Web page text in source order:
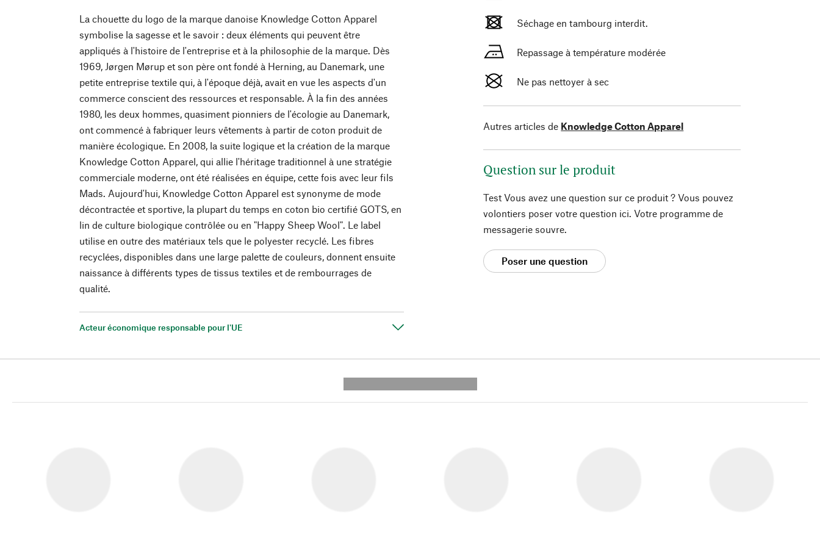
La chouette du logo de la marque danoise Knowledge Cotton Apparel
symbolise la sagesse et le savoir : deux éléments qui peuvent être
appliqués à l'histoire de l'entreprise et à la philosophie de la marque. Dès
1969, Jørgen Mørup et son père ont fondé à Herning, au Danemark, une
petite entreprise textile qui, à l'époque déjà, avait en vue les aspects d'un
commerce conscient des ressources et responsable. À la fin des années
1980, les deux hommes, quasiment pionniers de l'écologie au Danemark,
ont commencé à fabriquer leurs vêtements à partir de coton produit de
manière écologique. En 2008, la suite logique et la création de la marque
Knowledge Cotton Apparel, qui allie l'héritage traditionnel à une stratégie
commerciale moderne, ont été réalisées en équipe, cette fois avec leur fils
Mads. Aujourd'hui, Knowledge Cotton Apparel est synonyme de mode
décontractée et sportive, la plupart du temps en coton bio certifié GOTS, en
lin de culture biologique contrôlée ou en "Happy Sheep Wool". Le label
utilise en outre des matériaux tels que le polyester recyclé. Les fibres
recyclées, disponibles dans une large palette de couleurs, donnent ensuite
naissance à différents types de tissus textiles et de rembourrages de
qualité.
Acteur économique responsable pour l'UE
Séchage en tambourg interdit.
Repassage à température modérée
Ne pas nettoyer à sec
Autres articles de Knowledge Cotton Apparel
Question sur le produit
Test Vous avez une question sur ce produit ? Vous pouvez
volontiers poser votre question ici. Votre programme de
messagerie souvre.
Poser une question